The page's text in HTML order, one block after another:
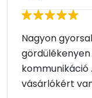
Nagyon
kommunikáció
vásárlókért